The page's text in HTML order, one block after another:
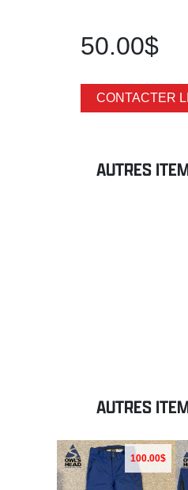
50.00$
CONTACTER
AUTRES
AUTRES
100.00$